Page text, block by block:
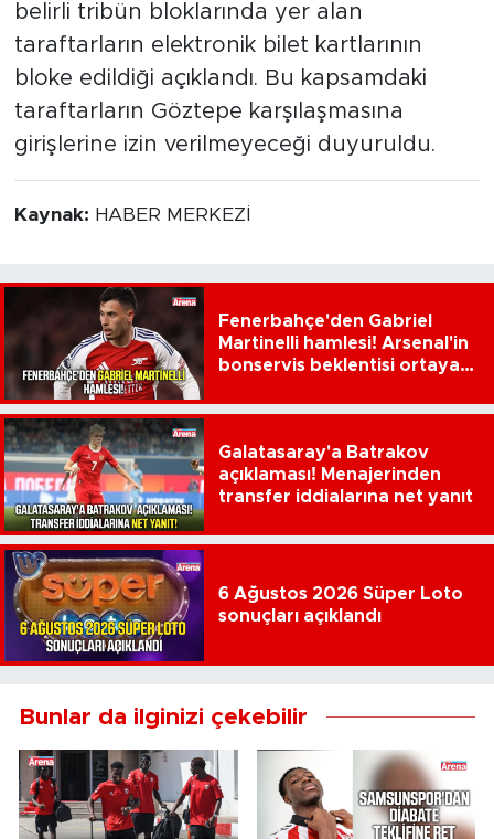
belirli tribün bloklarında yer alan
taraftarların elektronik bilet kartlarının
bloke edildiği açıklandı. Bu kapsamdaki
taraftarların Göztepe karşılaşmasına
girişlerine izin verilmeyeceği duyuruldu.
Kaynak: HABER MERKEZİ
Fenerbahçe'den Gabriel
Martinelli hamlesi! Arsenal'in
bonservis beklentisi ortaya
Galatasaray'a Batrakov
açıklaması! Menajerinden
transfer iddialarına net yanıt
6 Ağustos 2026 Süper Loto
sonuçları açıklandı
Bunlar da ilginizi çekebilir